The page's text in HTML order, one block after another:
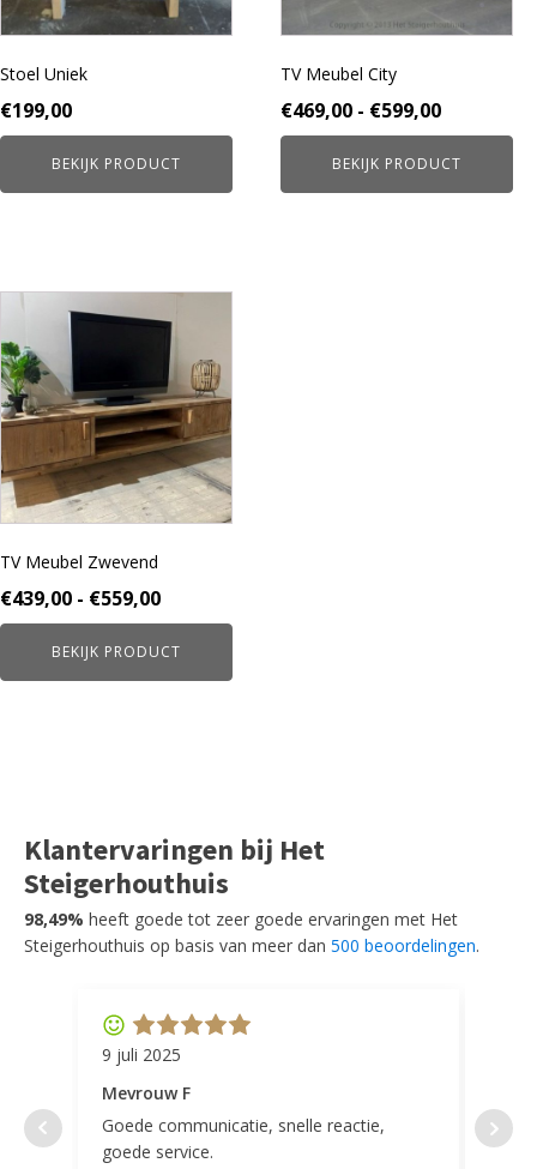
Stoel Uniek
€199,00
BEKIJK PRODUCT
gekozen
op
de
productpagina
TV Meubel City
€469,00 - €599,00
€469,00
tot
€599,00
BEKIJK PRODUCT
gekozen
op
de
productpagina
TV Meubel Zwevend
€439,00 - €559,00Prijsklasse:
€439,00
tot
€559,00
BEKIJK PRODUCT
heeft
meerdere
variaties.
Deze
optie
kan
gekozen
op
de
productpagina
Klantervaringen bij Het
Steigerhouthuis
98,49% heeft goede tot zeer goede ervaringen met Het
Steigerhouthuis op basis van meer dan 500 beoordelingen.
9 juli 2025
Mevrouw F
Goede communicatie, snelle reactie,
goede service.
door